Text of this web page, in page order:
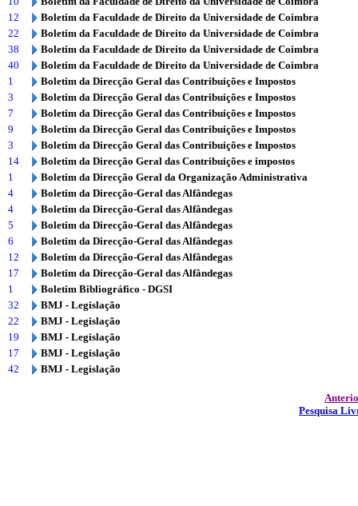
12
Boletim da Faculdade de Direito da Universidade de Coimbra
22
Boletim da Faculdade de Direito da Universidade de Coimbra
38
Boletim da Faculdade de Direito da Universidade de Coimbra
40
Boletim da Faculdade de Direito da Universidade de Coimbra
1
Boletim da Direcção Geral das Contribuições e Impostos
3
Boletim da Direcção Geral das Contribuições e Impostos
7
Boletim da Direcção Geral das Contribuições e Impostos
9
Boletim da Direcção Geral das Contribuições e Impostos
3
Boletim da Direcção Geral das Contribuições e Impostos
14
Boletim da Direcção Geral das Contribuições e impostos
1
Boletim da Direcção Geral da Organização Administrativa
4
Boletim da Direcção-Geral das Alfândegas
4
Boletim da Direcção-Geral das Alfândegas
5
Boletim da Direcção-Geral das Alfândegas
6
Boletim da Direcção-Geral das Alfândegas
12
Boletim da Direcção-Geral das Alfândegas
17
Boletim da Direcção-Geral das Alfândegas
1
Boletim Bibliográfico - DGSI
32
BMJ - Legislação
22
BMJ - Legislação
19
BMJ - Legislação
17
BMJ - Legislação
42
BMJ - Legislação
Pesquisa